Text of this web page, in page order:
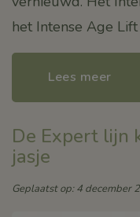
het Intense Age
Lees meer
De Expert lijn
jasje
Geplaatst op: 4 december